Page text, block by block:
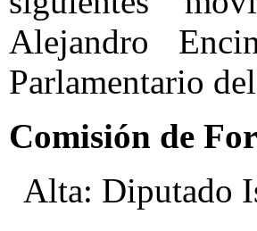
Alejandro
Parlamentario
Comisión de
Alta: Diputado